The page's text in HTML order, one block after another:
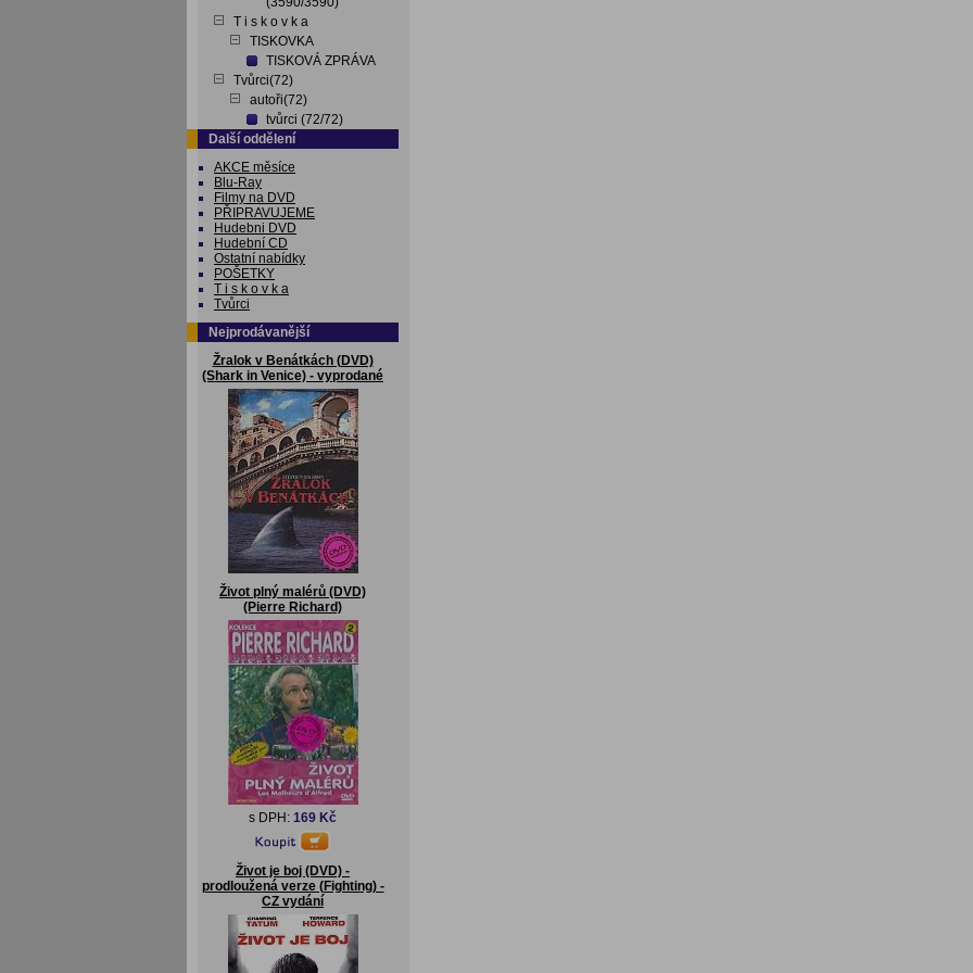
T i s k o v k a
TISKOVKA
TISKOVÁ ZPRÁVA
Tvůrci(72)
autoři(72)
tvůrci (72/72)
Další oddělení
AKCE měsíce
Blu-Ray
Filmy na DVD
PŘIPRAVUJEME
Hudebni DVD
Hudební CD
Ostatní nabídky
POŠETKY
T i s k o v k a
Tvůrci
Nejprodávanější
Žralok v Benátkách (DVD)
(Shark in Venice) - vyprodané
Život plný malérů (DVD)
(Pierre Richard)
s DPH: 169 Kč
Život je boj (DVD) -
prodloužená verze (Fighting) -
CZ vydání